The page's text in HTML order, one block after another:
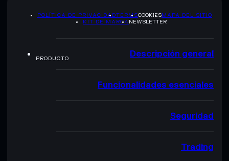
POLÍTICA DE PRIVACIDADTERMSCOOKIESMAPA DEL SITIO
KIT DE MARCA NEWSLETTER
PRODUCTO Descripción general
Funcionalidades esenciales
Seguridad
Trading